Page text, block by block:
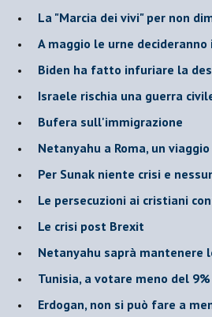
La "Marcia dei vivi" per non
A maggio le urne
Biden ha fatto infuriare la
Israele rischia una guerra
Bufera sull'immigrazione
Netanyahu a Roma, un
Per Sunak niente crisi e
Le persecuzioni ai cristiani
Le crisi post Brexit
Netanyahu saprà mantenere
Tunisia, a votare meno del
Erdogan, non si può fare a